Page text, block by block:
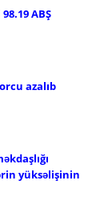
ABŞ
azalıb
yüksəlişinin